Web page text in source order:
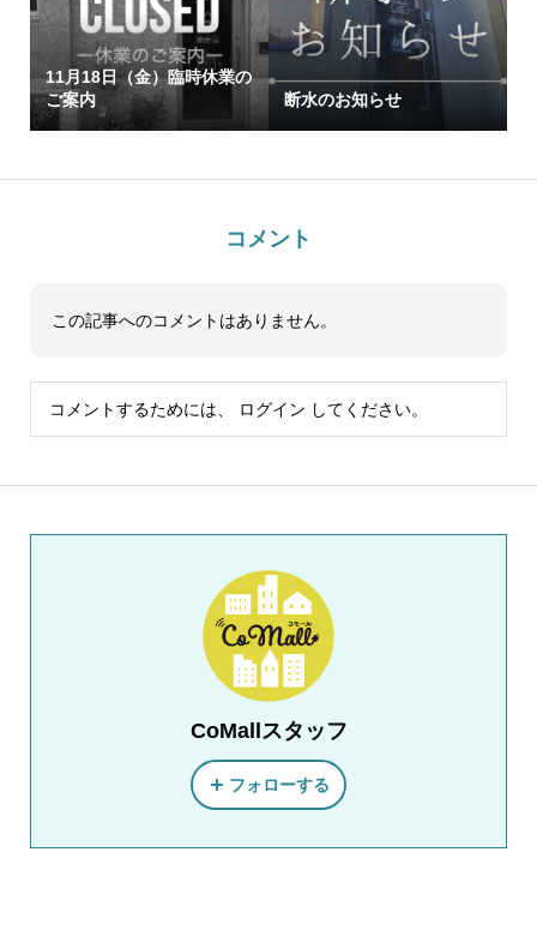
11月18日（金）臨時休業の
ご案内
断水のお知らせ
コメント
この記事へのコメントはありません。
コメントするためには、 ログイン してください。
CoMallスタッフ
フォローする